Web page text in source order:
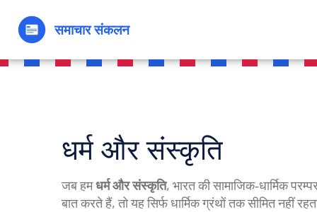
धर्म और संस्कृति
जब हमधर्म और संस्कृति, भारत की सामाजिक‑धार्मिक
बात करते हैं, तो यह सिर्फ धार्मिक ग्रंथों तक सीमित नहीं